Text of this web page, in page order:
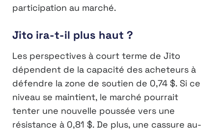
participation au marché.
Jito ira-t-il plus haut ?
Les perspectives à court terme de Jito
dépendent de la capacité des acheteurs à
défendre la zone de soutien de 0,74 $. Si ce
niveau se maintient, le marché pourrait
tenter une nouvelle poussée vers une
résistance à 0,81 $. De plus, une cassure au-